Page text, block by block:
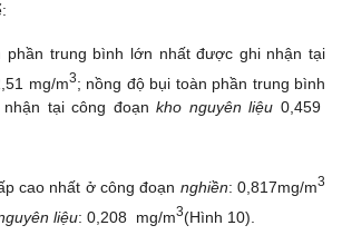
phần trung bình lớn nhất được ghi nhận tại
mg/m3; nồng độ bụi toàn phần trung bình
nhận tại công đoạnkho nguyên liệu 0,459
cao nhất ở công đoạn nghiền: 0,817mg/m3
liệu: 0,208 mg/m3(Hình 10).